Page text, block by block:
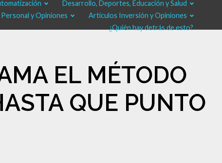
Desarrollo, Deportes, Educación y Salud
y Opiniones
Artículos Inversión y Opiniones
¿Quién hay detrás de esto?
EL MÉTODO
QUE PUNTO